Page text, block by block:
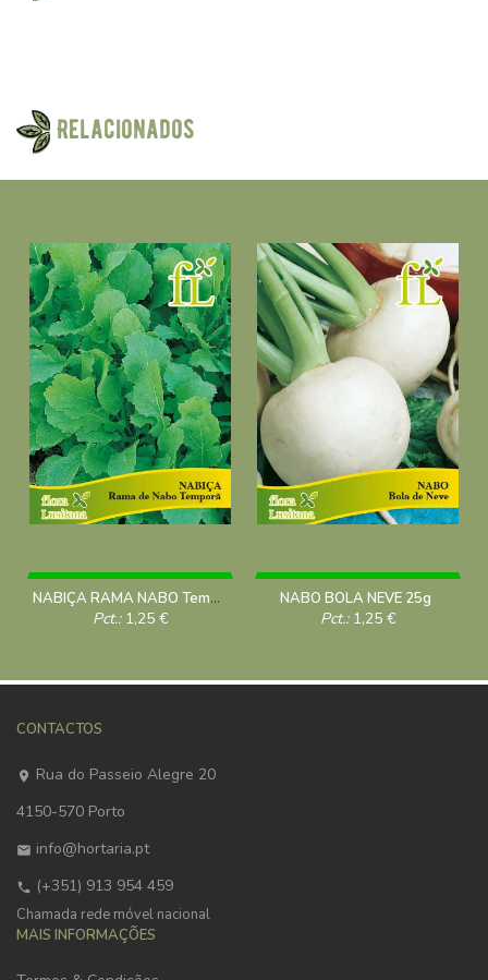
Relacionados
NABIÇA RAMA NABO Temporã 25g
Pct.: 1,25 €
NABO BOLA NEVE 25g
Pct.: 1,25 €
CONTACTOS
Rua do Passeio Alegre 20
4150-570 Porto
info@hortaria.pt
(+351) 913 954 459
Chamada rede móvel nacional
MAIS INFORMAÇÕES